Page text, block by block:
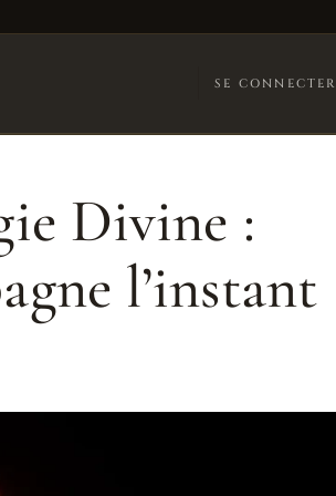
SE CONNECTER
Divine :
l’instant